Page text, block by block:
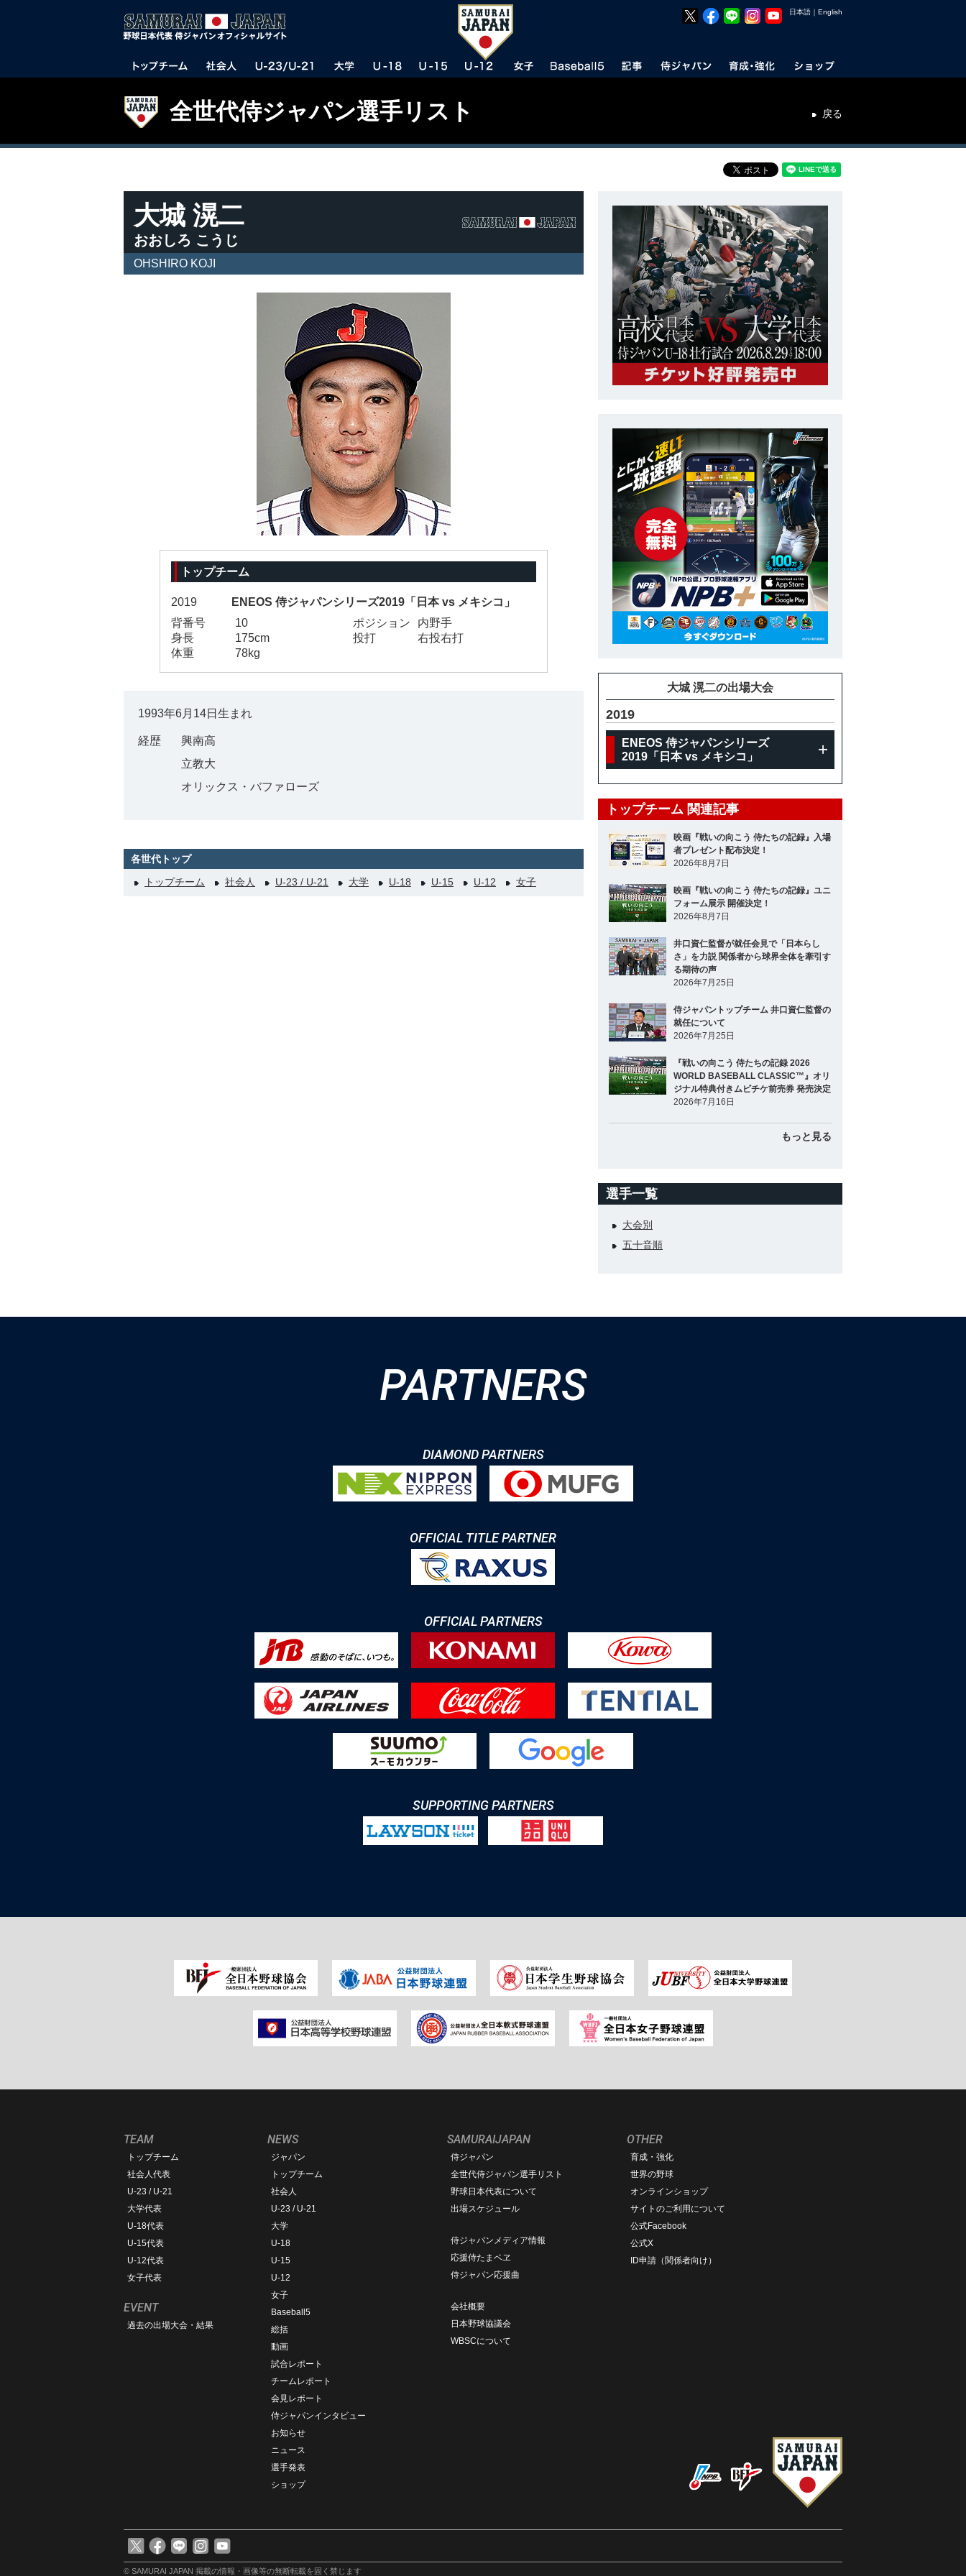
日本語 ｜ English
全世代侍ジャパン選手リスト 戻る
大城 滉二
おおしろ こうじ
OHSHIRO KOJI
トップチーム
2019
ENEOS 侍ジャパンシリーズ2019「日本 vs メキシコ」
背番号
10 ポジション
内野手
身長
175cm 投打
右投右打
体重
78kg
1993年6月14日生まれ
経歴
興南高
立教大
オリックス・バファローズ
各世代トップ
トップチーム
社会人 U-23 / U-21 大学 U-18 U-15 U-12 女子
大城 滉二の出場大会
2019
ENEOS 侍ジャパンシリーズ
2019「日本 vs メキシコ」
トップチーム 関連記事
映画『戦いの向こう 侍たちの記録』入場
者プレゼント配布決定！
2026年8月7日
映画『戦いの向こう 侍たちの記録』ユニ
フォーム展示 開催決定！
2026年8月7日
井口資仁監督が就任会見で「日本らし
さ」を力説 関係者から球界全体を牽引す
る期待の声
2026年7月25日
侍ジャパントップチーム 井口資仁監督の
就任について
2026年7月25日
『戦いの向こう 侍たちの記録 2026
WORLD BASEBALL CLASSIC™』オリ
ジナル特典付きムビチケ前売券 発売決定
2026年7月16日
もっと見る
選手一覧
大会別
五十音順
PARTNERS
DIAMOND PARTNERS
OFFICIAL TITLE PARTNER
OFFICIAL PARTNERS
SUPPORTING PARTNERS
TEAM
トップチーム
社会人代表
U-23 / U-21
大学代表
U-18代表
U-15代表
U-12代表
女子代表
EVENT
過去の出場大会・結果
NEWS
ジャパン
トップチーム
社会人
U-23 / U-21
大学
U-18
U-15
U-12
女子
Baseball5
総括
動画
試合レポート
チームレポート
会見レポート
侍ジャパンインタビュー
お知らせ
ニュース
選手発表
ショップ
SAMURAIJAPAN
侍ジャパン
全世代侍ジャパン選手リスト
野球日本代表について
出場スケジュール
侍ジャパンメディア情報
応援侍たまベヱ
侍ジャパン応援曲
会社概要
日本野球協議会
WBSCについて
OTHER
育成・強化
世界の野球
オンラインショップ
サイトのご利用について
公式Facebook
公式X
ID申請（関係者向け）
© SAMURAI JAPAN 掲載の情報・画像等の無断転載を固く禁じます